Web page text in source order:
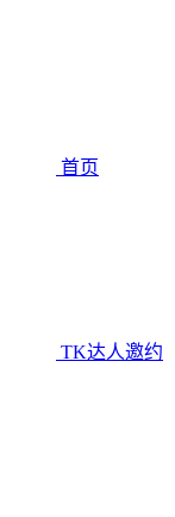
首页
TK达人邀约